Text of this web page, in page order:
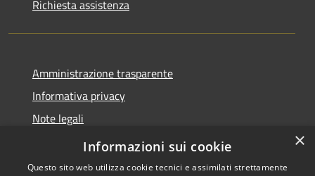
Richiesta assistenza
Amministrazione trasparente
Informativa privacy
Note legali
Dichiarazione di accessibilità
×
Informazioni sui cookie
Questo sito web utilizza cookie tecnici e assimilati strettamente